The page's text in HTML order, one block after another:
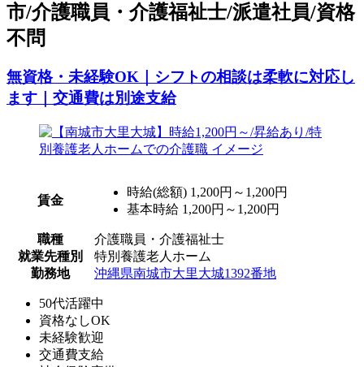
市/介護職員・介護福祉士/派遣社員/資格
不問
無資格・未経験OK｜シフトの相談は柔軟に対応し
ます｜交通費は別途支給
賃金
時給(総額) 1,200円～1,200円
基本時給 1,200円～1,200円
職種
介護職員・介護福祉士
就業先種別
特別養護老人ホーム
勤務地
沖縄県南城市大里大城1392番地
50代活躍中
資格なしOK
未経験歓迎
交通費支給